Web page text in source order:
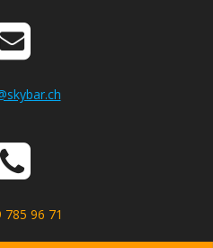
785 96 71